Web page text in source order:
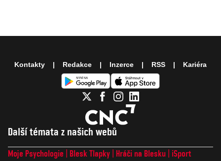
Další témata z našich webů
Moje Psychologie Blesk Tlapky Hráči na Blesku
iSport
Kontakty Redakce Inzerce RSS Kariéra